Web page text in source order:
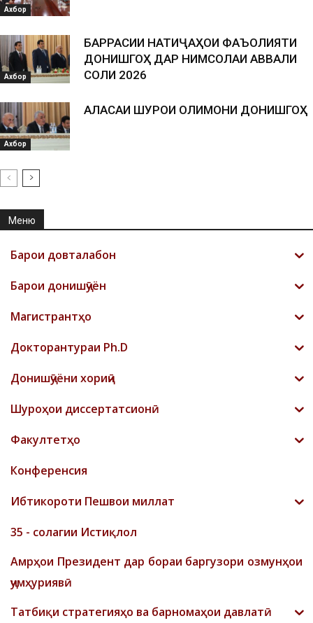
Ахбор
Ахбор
БАРРАСИИ НАТИҶАҲОИ ФАЪОЛИЯТИ
ДОНИШГОҲ ДАР НИМСОЛАИ АВВАЛИ
СОЛИ 2026
Ахбор
АЛАСАИ ШУРОИ ОЛИМОНИ ДОНИШГОҲ
Меню
Барои довталабон
Барои донишҷӯён
Магистрантҳо
Докторантураи Ph.D
Донишҷӯёни хориҷӣ
Шyроҳои диссертатсионӣ
Факултетҳо
Конференсия
Ибтикороти Пешвои миллат
35 - солагии Истиқлол
Амрҳои Президент дар бораи баргузори озмунҳои
ҷумҳуриявӣ
Татбиқи стратегияҳо ва барномаҳои давлатӣ